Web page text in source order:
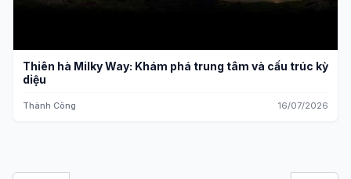
Thiên hà Milky Way: Khám phá trung tâm và cấu trúc kỳ
diệu
Thành Công 16/07/2026